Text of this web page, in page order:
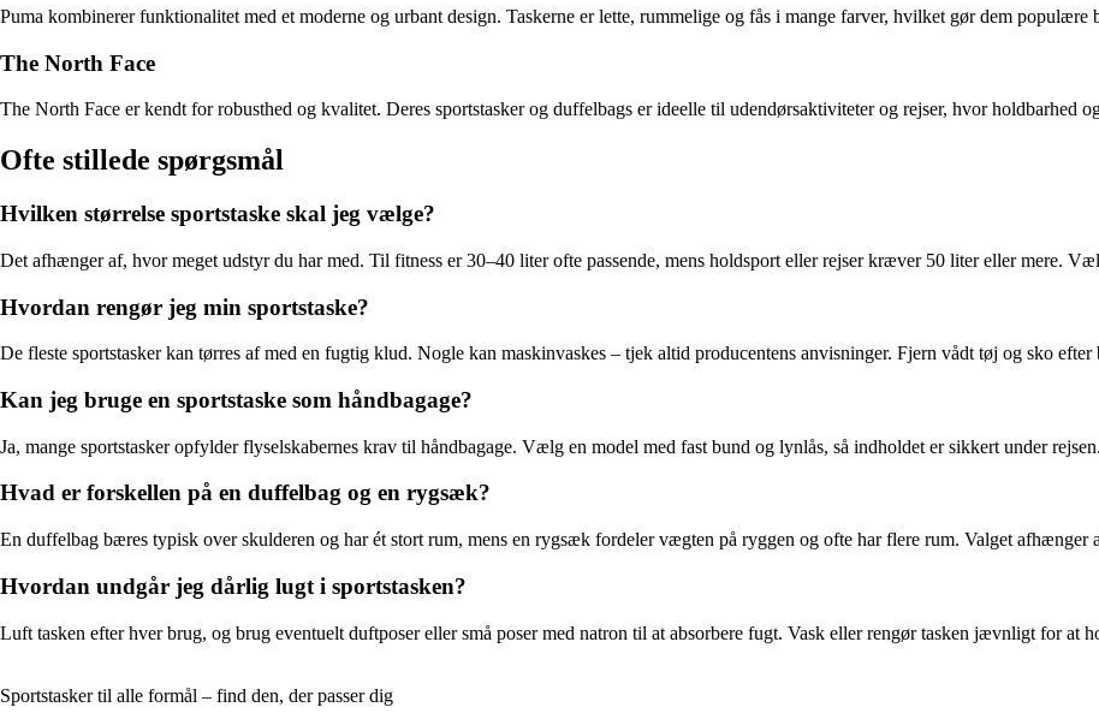
Puma kombinerer funktionalitet med et moderne og urbant design. Taskerne er lette, rummelige og fås i mange farver, hvilket gør dem populære
The North Face
The North Face er kendt for robusthed og kvalitet. Deres sportstasker og duffelbags er ideelle til udendørsaktiviteter og rejser, hvor holdbarhed
Ofte stillede spørgsmål
Hvilken størrelse sportstaske skal jeg vælge?
Det afhænger af, hvor meget udstyr du har med. Til fitness er 30–40 liter ofte passende, mens holdsport eller rejser kræver 50 liter eller mere.
Hvordan rengør jeg min sportstaske?
De fleste sportstasker kan tørres af med en fugtig klud. Nogle kan maskinvaskes – tjek altid producentens anvisninger. Fjern vådt tøj og sko
Kan jeg bruge en sportstaske som håndbagage?
Ja, mange sportstasker opfylder flyselskabernes krav til håndbagage. Vælg en model med fast bund og lynlås, så indholdet er sikkert under rejsen.
Hvad er forskellen på en duffelbag og en rygsæk?
En duffelbag bæres typisk over skulderen og har ét stort rum, mens en rygsæk fordeler vægten på ryggen og ofte har flere rum. Valget afhænger
Hvordan undgår jeg dårlig lugt i sportstasken?
Luft tasken efter hver brug, og brug eventuelt duftposer eller små poser med natron til at absorbere fugt. Vask eller rengør tasken jævnligt for at
Sportstasker til alle formål – find den, der passer dig